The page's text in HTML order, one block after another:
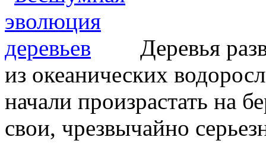
Деревья
из океанических
начали произрастать на
свои, чрезвычайно